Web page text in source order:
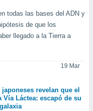
todas las bases del ADN y
de que los
llegado a la Tierra a
19 Mar
revelan que el
Láctea: escapó de su